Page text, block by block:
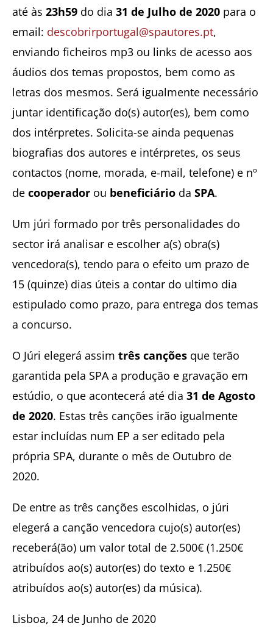
até às 23h59 do dia 31 de Julho de 2020 para o
email: descobrirportugal@spautores.pt,
enviando ficheiros mp3 ou links de acesso aos
áudios dos temas propostos, bem como as
letras dos mesmos. Será igualmente necessário
juntar identificação do(s) autor(es), bem como
dos intérpretes. Solicita-se ainda pequenas
biografias dos autores e intérpretes, os seus
contactos (nome, morada, e-mail, telefone) e nº
de cooperador ou beneficiário da SPA.
Um júri formado por três personalidades do
sector irá analisar e escolher a(s) obra(s)
vencedora(s), tendo para o efeito um prazo de
15 (quinze) dias úteis a contar do ultimo dia
estipulado como prazo, para entrega dos temas
a concurso.
O Júri elegerá assim três canções que terão
garantida pela SPA a produção e gravação em
estúdio, o que acontecerá até dia 31 de Agosto
de 2020. Estas três canções irão igualmente
estar incluídas num EP a ser editado pela
própria SPA, durante o mês de Outubro de
2020.
De entre as três canções escolhidas, o júri
elegerá a canção vencedora cujo(s) autor(es)
receberá(ão) um valor total de 2.500€ (1.250€
atribuídos ao(s) autor(es) do texto e 1.250€
atribuídos ao(s) autor(es) da música).
Lisboa, 24 de Junho de 2020